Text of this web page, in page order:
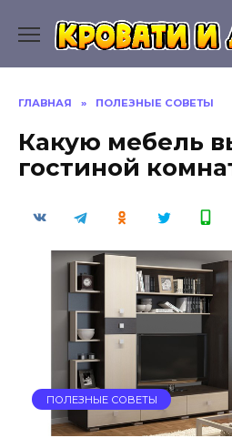
содержанию
ГЛАВНАЯ » ПОЛЕЗНЫЕ СОВЕТЫ
Какую мебель
гостиной
ПОЛЕЗНЫЕ СОВЕТЫ